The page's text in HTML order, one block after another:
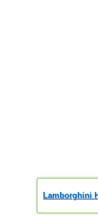
Lamborghini